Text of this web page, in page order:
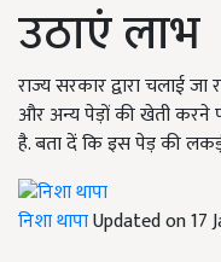
उठाएं लाभ
राज्य सरकार द्वारा चलाई
और अन्य पेड़ों की खेती करने
है. बता दें कि इस पेड़ की
निशा थापाUpdated on 17